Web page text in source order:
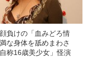
負けの「血みどろ情
な身体を舐めまわさ
称16歳美少女」怪演